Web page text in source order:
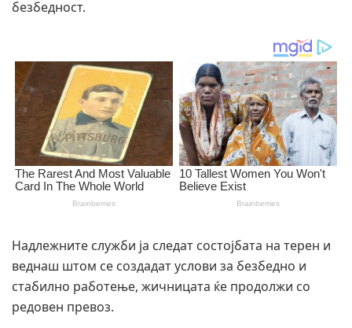
безбедност.
Надлежните служби ја следат состојбата на терен и
веднаш штом се создадат услови за безбедно и
стабилно работење, жичницата ќе продолжи со
редовен превоз.